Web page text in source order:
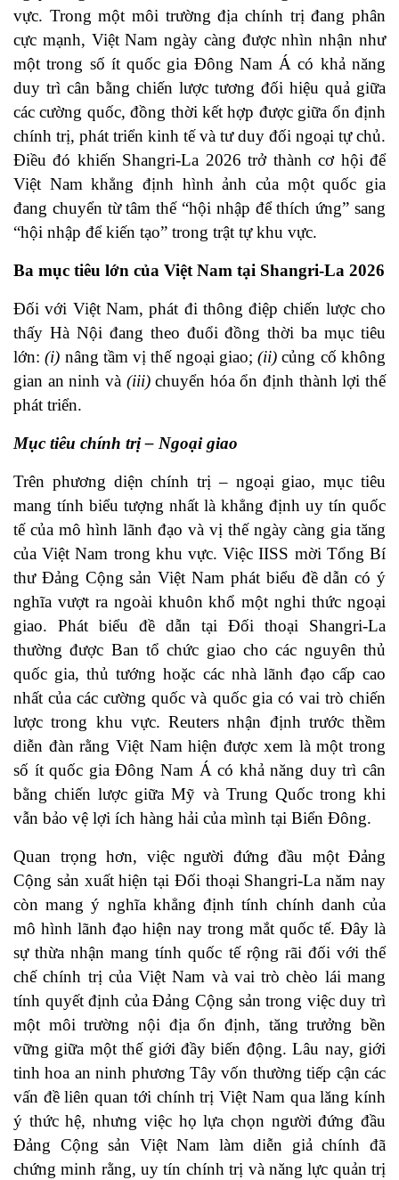
vực. Trong một môi trường địa chính trị đang phân
cực mạnh, Việt Nam ngày càng được nhìn nhận như
một trong số ít quốc gia Đông Nam Á có khả năng
duy trì cân bằng chiến lược tương đối hiệu quả giữa
các cường quốc, đồng thời kết hợp được giữa ổn định
chính trị, phát triển kinh tế và tư duy đối ngoại tự chủ.
Điều đó khiến Shangri-La 2026 trở thành cơ hội để
Việt Nam khẳng định hình ảnh của một quốc gia
đang chuyển từ tâm thế “hội nhập để thích ứng” sang
“hội nhập để kiến tạo” trong trật tự khu vực.
Ba mục tiêu lớn của Việt Nam tại Shangri-La 2026
Đối với Việt Nam, phát đi thông điệp chiến lược cho
thấy Hà Nội đang theo đuổi đồng thời ba mục tiêu
lớn:(i) nâng tầm vị thế ngoại giao;(ii) củng cố không
gian an ninh và (iii)chuyển hóa ổn định thành lợi thế
phát triển.
Mục tiêu chính trị – Ngoại giao
Trên phương diện chính trị – ngoại giao, mục tiêu
mang tính biểu tượng nhất là khẳng định uy tín quốc
tế của mô hình lãnh đạo và vị thế ngày càng gia tăng
của Việt Nam trong khu vực. Việc IISS mời Tổng Bí
thư Đảng Cộng sản Việt Nam phát biểu đề dẫn có ý
nghĩa vượt ra ngoài khuôn khổ một nghi thức ngoại
giao. Phát biểu đề dẫn tại Đối thoại Shangri-La
thường được Ban tổ chức giao cho các nguyên thủ
quốc gia, thủ tướng hoặc các nhà lãnh đạo cấp cao
nhất của các cường quốc và quốc gia có vai trò chiến
lược trong khu vực. Reuters nhận định trước thềm
diễn đàn rằng Việt Nam hiện được xem là một trong
số ít quốc gia Đông Nam Á có khả năng duy trì cân
bằng chiến lược giữa Mỹ và Trung Quốc trong khi
vẫn bảo vệ lợi ích hàng hải của mình tại Biển Đông.
Quan trọng hơn, việc người đứng đầu một Đảng
Cộng sản xuất hiện tại Đối thoại Shangri-La năm nay
còn mang ý nghĩa khẳng định tính chính danh của
mô hình lãnh đạo hiện nay trong mắt quốc tế. Đây là
sự thừa nhận mang tính quốc tế rộng rãi đối với thể
chế chính trị của Việt Nam và vai trò chèo lái mang
tính quyết định của Đảng Cộng sản trong việc duy trì
một môi trường nội địa ổn định, tăng trưởng bền
vững giữa một thế giới đầy biến động. Lâu nay, giới
tinh hoa an ninh phương Tây vốn thường tiếp cận các
vấn đề liên quan tới chính trị Việt Nam qua lăng kính
ý thức hệ, nhưng việc họ lựa chọn người đứng đầu
Đảng Cộng sản Việt Nam làm diễn giả chính đã
chứng minh rằng, uy tín chính trị và năng lực quản trị